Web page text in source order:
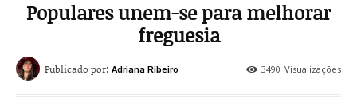
Populares unem-se para melhorar
freguesia
3490 Visualizações
Publicado por: Adriana Ribeiro